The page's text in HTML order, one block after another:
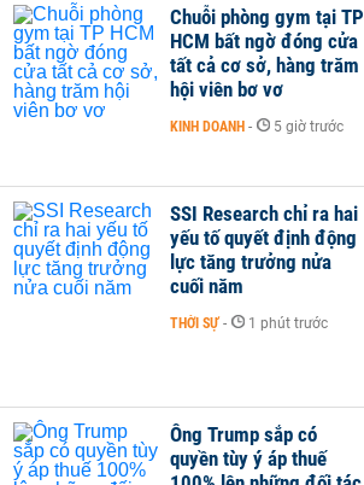
Chuỗi phòng gym tại TP
HCM bất ngờ đóng cửa
tất cả cơ sở, hàng trăm
hội viên bơ vơ
KINH DOANH - 5 giờ trước
SSI Research chỉ ra hai
yếu tố quyết định động
lực tăng trưởng nửa
cuối năm
THỜI SỰ - 1 phút trước
Ông Trump sắp có
quyền tùy ý áp thuế